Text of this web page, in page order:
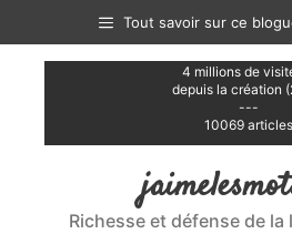
contenu
Tout savoir sur ce
4 millions de
depuis la création
---
10069 articles
Richesse et défense de